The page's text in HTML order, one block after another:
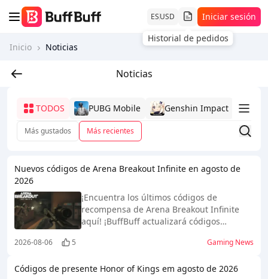
ESUSD
Historial de pedidos
Iniciar sesión
Inicio Noticias
Noticias
TODOS PUBG Mobile Genshin Impact
Más gustados Más recientes
Nuevos códigos de Arena Breakout Infinite en agosto de
2026
¡Encuentra los últimos códigos de
recompensa de Arena Breakout Infinite
aquí! ¡BuffBuff actualizará códigos
2026-08-06 5 Gaming News
Códigos de presente Honor of Kings em agosto de 2026